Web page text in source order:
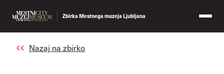
Zbirka Mestnega muzeja Ljubljana
Nazaj na zbirko